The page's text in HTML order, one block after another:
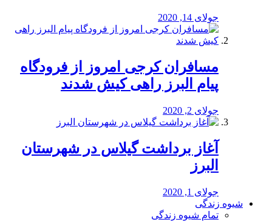
جولای 14, 2020
مسافران کرجی امروز از فرودگاه
پیام البرز راهی کیش شدند
جولای 2, 2020
آغاز برداشت گیلاس در شهرستان
البرز
جولای 1, 2020
شیوه زندگی
تمام شیوه زندگی